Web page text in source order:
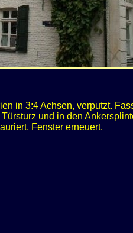
in 3:4 Achsen, verputzt.
und in den
Fenster erneuert.